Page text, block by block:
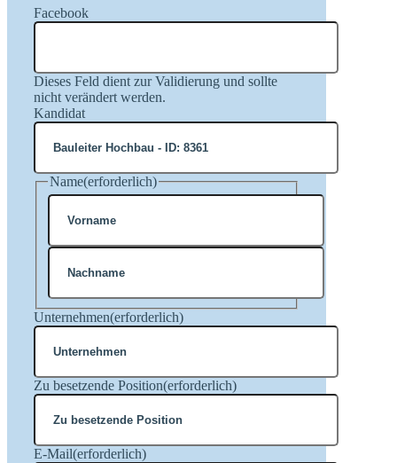
Facebook
Dieses Feld dient zur Validierung und sollte
nicht verändert werden.
Kandidat
Name(erforderlich)
Vorname
Nachname
Unternehmen(erforderlich)
Zu besetzende Position(erforderlich)
E-Mail(erforderlich)